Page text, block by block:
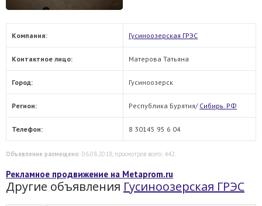
Компания: Гусиноозерская ГРЭС
Контактное лицо: Матерова Татьяна
Город: Гусиноозерск
Регион: Республика Бурятия/ Сибирь. РФ
Телефон: 8 30145 95 6 04
Объявление размещено: 06.08.2018, просмотров всего: 442.
Рекламное продвижение на Metaprom.ru
Другие объявления Гусиноозерская ГРЭС